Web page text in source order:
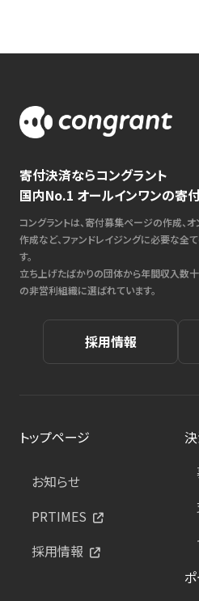
寄付決済ならコングラント
国内No.1 オールインワンの寄
コングラントは、寄付募集ページの作成、
作成など、ファンドレイジングに必要な全
す。
立ち上げたばかりの団体から年間収入数
の非営利組織に選ばれています。
採用情報
トップページ
お知らせ
PRTIMES
採用情報